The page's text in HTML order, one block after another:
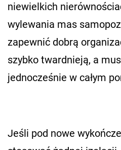
niewielkich
wylewania mas
zapewnić dobrą
szybko twardnieją, a
jednocześnie w całym
Jeśli pod nowe